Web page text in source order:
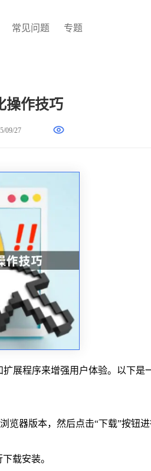
常见问题 专题
操作技巧
09/27
展程序来增强用户体验。以下是
浏览器版本，然后点击“下载”按钮
载安装。